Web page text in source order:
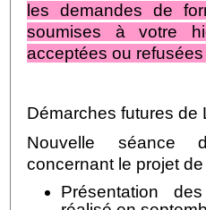
les demandes de
soumises à votre
acceptées ou refusées
Démarches futures de
Nouvelle séance
concernant le projet de
Présentation